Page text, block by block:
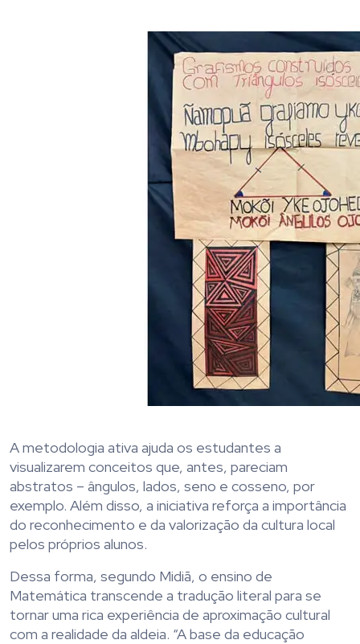
A metodologia ativa ajuda os estudantes a
visualizarem conceitos que, antes, pareciam
abstratos – ângulos, lados, seno e cosseno, por
exemplo. Além disso, a iniciativa reforça a importância
do reconhecimento e da valorização da cultura local
pelos próprios alunos.
Dessa forma, segundo Midiã, o ensino de
Matemática transcende a tradução literal para se
tornar uma rica experiência de aproximação cultural
com a realidade da aldeia. “A base da educação